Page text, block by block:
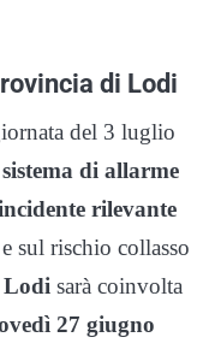
di Lodi
del 3 luglio
di allarme
rilevante
e sul rischio collasso
sarà coinvolta
27 giugno